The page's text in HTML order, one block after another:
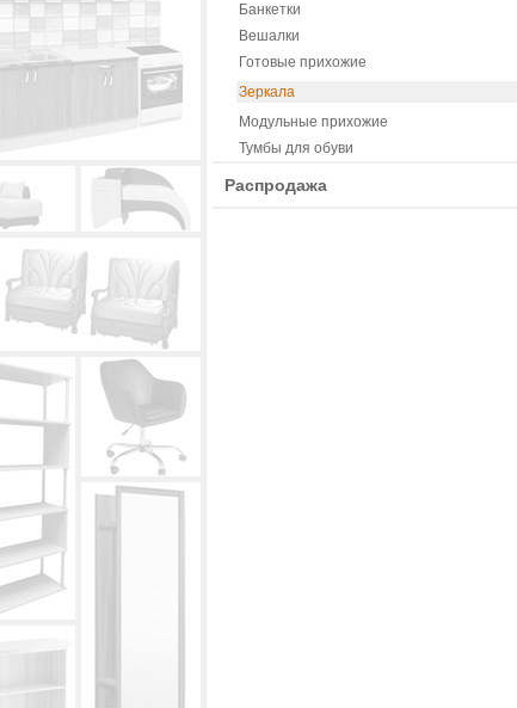
Банкетки
Вешалки
Готовые прихожие
Зеркала
Модульные прихожие
Тумбы для обуви
Распродажа